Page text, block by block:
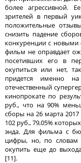
более агрессивной.
зрителей в первый
положительные
снизить падение
конкуренции с
фильм не оправдает
посетивших его в
окупиться или нет,
придется именно
отечественный
кинопрокате по
руб., что на 90%
сборы на 26 марта 2017
102 руб., 79,05%
энда. Для фильма с
цифры, но, по словам
окупить еще до
[11].